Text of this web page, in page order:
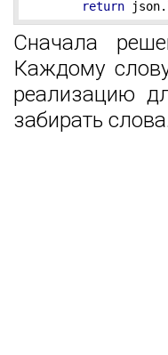
return
Сначала
Каждому
реализацию
забирать слова.